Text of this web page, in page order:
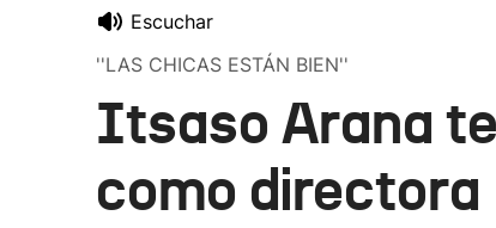
Escuchar
''LAS CHICAS ESTÁN BIEN''
Itsaso Arana
como directora